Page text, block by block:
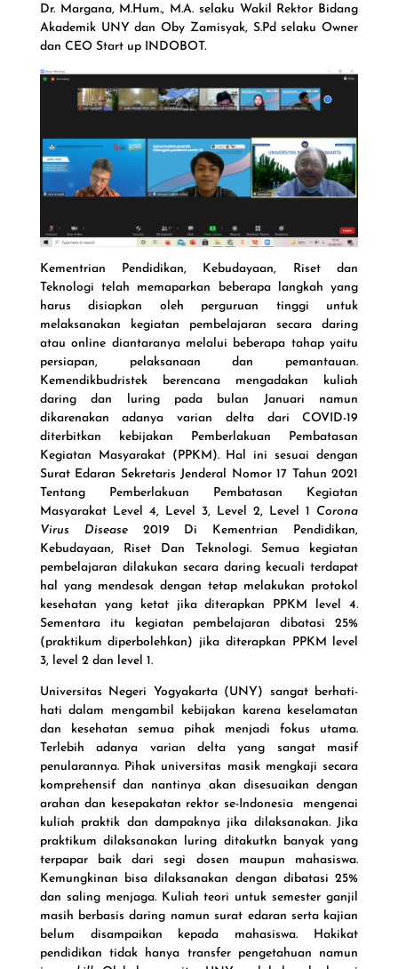
Dr. Margana, M.Hum., M.A. selaku Wakil Rektor Bidang
Akademik UNY dan Oby Zamisyak, S.Pd selaku Owner
dan CEO Start up INDOBOT.
Kementrian Pendidikan, Kebudayaan, Riset dan
Teknologi telah memaparkan beberapa langkah yang
harus disiapkan oleh perguruan tinggi untuk
melaksanakan kegiatan pembelajaran secara daring
atau online diantaranya melalui beberapa tahap yaitu
persiapan, pelaksanaan dan pemantauan.
Kemendikbudristek berencana mengadakan kuliah
daring dan luring pada bulan Januari namun
dikarenakan adanya varian delta dari COVID-19
diterbitkan kebijakan Pemberlakuan Pembatasan
Kegiatan Masyarakat (PPKM). Hal ini sesuai dengan
Surat Edaran Sekretaris Jenderal Nomor 17 Tahun 2021
Tentang Pemberlakuan Pembatasan Kegiatan
Masyarakat Level 4, Level 3, Level 2, Level 1 Corona
Virus Disease 2019 Di Kementrian Pendidikan,
Kebudayaan, Riset Dan Teknologi. Semua kegiatan
pembelajaran dilakukan secara daring kecuali terdapat
hal yang mendesak dengan tetap melakukan protokol
kesehatan yang ketat jika diterapkan PPKM level 4.
Sementara itu kegiatan pembelajaran dibatasi 25%
(praktikum diperbolehkan) jika diterapkan PPKM level
3, level 2 dan level 1.
Universitas Negeri Yogyakarta (UNY) sangat berhati-
hati dalam mengambil kebijakan karena keselamatan
dan kesehatan semua pihak menjadi fokus utama.
Terlebih adanya varian delta yang sangat masif
penularannya. Pihak universitas masik mengkaji secara
komprehensif dan nantinya akan disesuaikan dengan
arahan dan kesepakatan rektor se-Indonesia mengenai
kuliah praktik dan dampaknya jika dilaksanakan. Jika
praktikum dilaksanakan luring ditakutkn banyak yang
terpapar baik dari segi dosen maupun mahasiswa.
Kemungkinan bisa dilaksanakan dengan dibatasi 25%
dan saling menjaga. Kuliah teori untuk semester ganjil
masih berbasis daring namun surat edaran serta kajian
belum disampaikan kepada mahasiswa. Hakikat
pendidikan tidak hanya transfer pengetahuan namun